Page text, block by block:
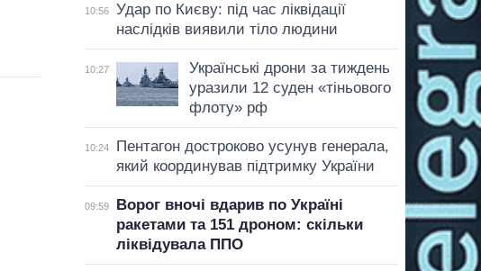
10:56
Удар по Києву: під час ліквідації
наслідків виявили тіло людини
10:27
Українські дрони за тиждень
уразили 12 суден «тіньового
флоту» рф
10:24
Пентагон достроково усунув генерала,
який координував підтримку України
09:59
Ворог вночі вдарив по Україні
ракетами та 151 дроном: скільки
ліквідувала ППО